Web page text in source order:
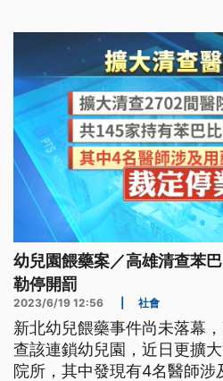
幼兒園餵藥案／高雄清查苯
勒停開罰
2023/6/19 12:56 社會
新北幼兒餵藥事件尚未落幕
查該連鎖幼兒園，近日更擴
院所，其中發現有4名醫師涉